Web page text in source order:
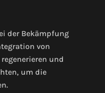
der Bekämpfung
von
und
um die